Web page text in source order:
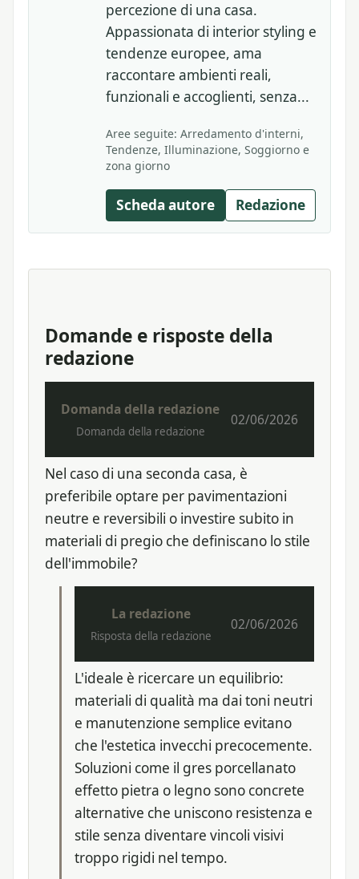
percezione di una casa.
Appassionata di interior styling e
tendenze europee, ama
raccontare ambienti reali,
funzionali e accoglienti, senza...
Aree seguite: Arredamento d'interni,
Tendenze, Illuminazione, Soggiorno e
zona giorno
Scheda autore Redazione
Domande e risposte della
redazione
Domanda della redazione
Domanda della redazione
02/06/2026
Nel caso di una seconda casa, è
preferibile optare per pavimentazioni
neutre e reversibili o investire subito in
materiali di pregio che definiscano lo stile
dell'immobile?
La redazione
Risposta della redazione
02/06/2026
L'ideale è ricercare un equilibrio:
materiali di qualità ma dai toni neutri
e manutenzione semplice evitano
che l'estetica invecchi precocemente.
Soluzioni come il gres porcellanato
effetto pietra o legno sono concrete
alternative che uniscono resistenza e
stile senza diventare vincoli visivi
troppo rigidi nel tempo.